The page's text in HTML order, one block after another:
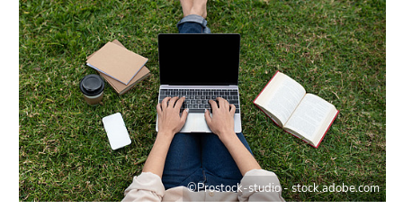
Sie diesen
Link.
Zum
Inhalt
(Zugriffstaste
1)
Zur
Positionsanzeige
©Prostock-studio - stock.adobe.com